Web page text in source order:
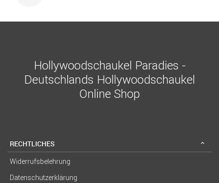
Hollywoodschaukel Paradies -
Deutschlands Hollywoodschaukel
Online Shop
RECHTLICHES
Widerrufsbelehrung
Datenschutzerklärung